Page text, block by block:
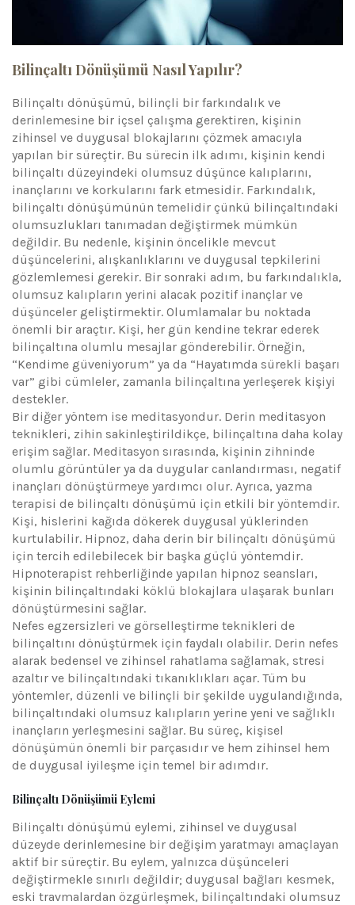
Bilinçaltı Dönüşümü Nasıl Yapılır?
Bilinçaltı dönüşümü, bilinçli bir farkındalık ve
derinlemesine bir içsel çalışma gerektiren, kişinin
zihinsel ve duygusal blokajlarını çözmek amacıyla
yapılan bir süreçtir. Bu sürecin ilk adımı, kişinin kendi
bilinçaltı düzeyindeki olumsuz düşünce kalıplarını,
inançlarını ve korkularını fark etmesidir. Farkındalık,
bilinçaltı dönüşümünün temelidir çünkü bilinçaltındaki
olumsuzlukları tanımadan değiştirmek mümkün
değildir. Bu nedenle, kişinin öncelikle mevcut
düşüncelerini, alışkanlıklarını ve duygusal tepkilerini
gözlemlemesi gerekir. Bir sonraki adım, bu farkındalıkla,
olumsuz kalıpların yerini alacak pozitif inançlar ve
düşünceler geliştirmektir. Olumlamalar bu noktada
önemli bir araçtır. Kişi, her gün kendine tekrar ederek
bilinçaltına olumlu mesajlar gönderebilir. Örneğin,
“Kendime güveniyorum” ya da “Hayatımda sürekli başarı
var” gibi cümleler, zamanla bilinçaltına yerleşerek kişiyi
destekler.
Bir diğer yöntem ise meditasyondur. Derin meditasyon
teknikleri, zihin sakinleştirildikçe, bilinçaltına daha kolay
erişim sağlar. Meditasyon sırasında, kişinin zihninde
olumlu görüntüler ya da duygular canlandırması, negatif
inançları dönüştürmeye yardımcı olur. Ayrıca, yazma
terapisi de bilinçaltı dönüşümü için etkili bir yöntemdir.
Kişi, hislerini kağıda dökerek duygusal yüklerinden
kurtulabilir. Hipnoz, daha derin bir bilinçaltı dönüşümü
için tercih edilebilecek bir başka güçlü yöntemdir.
Hipnoterapist rehberliğinde yapılan hipnoz seansları,
kişinin bilinçaltındaki köklü blokajlara ulaşarak bunları
dönüştürmesini sağlar.
Nefes egzersizleri ve görselleştirme teknikleri de
bilinçaltını dönüştürmek için faydalı olabilir. Derin nefes
alarak bedensel ve zihinsel rahatlama sağlamak, stresi
azaltır ve bilinçaltındaki tıkanıklıkları açar. Tüm bu
yöntemler, düzenli ve bilinçli bir şekilde uygulandığında,
bilinçaltındaki olumsuz kalıpların yerine yeni ve sağlıklı
inançların yerleşmesini sağlar. Bu süreç, kişisel
dönüşümün önemli bir parçasıdır ve hem zihinsel hem
de duygusal iyileşme için temel bir adımdır.
Bilinçaltı Dönüşümü Eylemi
Bilinçaltı dönüşümü eylemi, zihinsel ve duygusal
düzeyde derinlemesine bir değişim yaratmayı amaçlayan
aktif bir süreçtir. Bu eylem, yalnızca düşünceleri
değiştirmekle sınırlı değildir; duygusal bağları kesmek,
eski travmalardan özgürleşmek, bilinçaltındaki olumsuz